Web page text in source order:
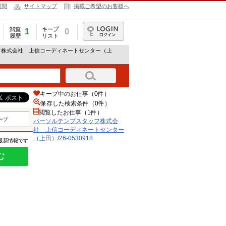
問 サイトマップ 掲載ご希望のお客様へ
閲覧
履歴
1
キープ
リスト
0
ログイン
式会社 上信コーディネートセンター（上
プ
新情報です
キープ中のお仕事（0件）
保存した検索条件（0件）
閲覧したお仕事（1件）
パーソルテンプスタッフ株式会
社 上信コーディネートセンター
（上田）/26-0530918